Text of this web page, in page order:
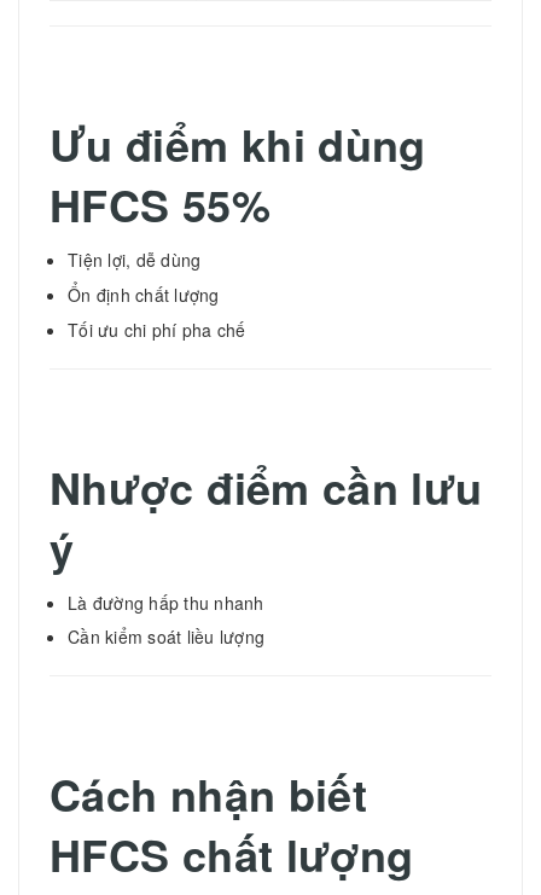
Ưu điểm khi dùng
HFCS 55%
Tiện lợi, dễ dùng
Ổn định chất lượng
Tối ưu chi phí pha chế
Nhược điểm cần lưu
ý
Là đường hấp thu nhanh
Cần kiểm soát liều lượng
Cách nhận biết
HFCS chất lượng